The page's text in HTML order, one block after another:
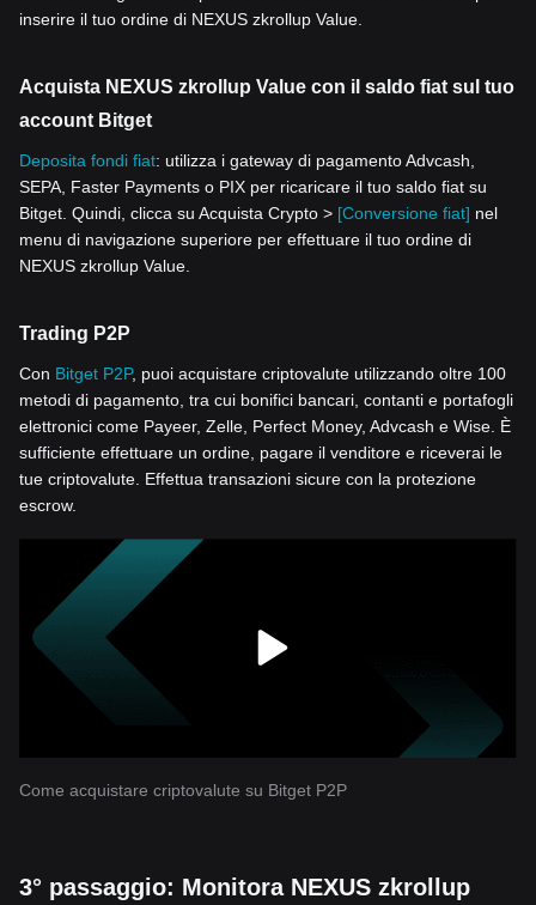
inserire il tuo ordine di NEXUS zkrollup Value.
Acquista NEXUS zkrollup Value con il saldo fiat sul tuo
account Bitget
Deposita fondi fiat: utilizza i gateway di pagamento Advcash,
SEPA, Faster Payments o PIX per ricaricare il tuo saldo fiat su
Bitget. Quindi, clicca su Acquista Crypto > [Conversione fiat] nel
menu di navigazione superiore per effettuare il tuo ordine di
NEXUS zkrollup Value.
Trading P2P
Con Bitget P2P, puoi acquistare criptovalute utilizzando oltre 100
metodi di pagamento, tra cui bonifici bancari, contanti e portafogli
elettronici come Payeer, Zelle, Perfect Money, Advcash e Wise. È
sufficiente effettuare un ordine, pagare il venditore e riceverai le
tue criptovalute. Effettua transazioni sicure con la protezione
escrow.
Come acquistare criptovalute su Bitget P2P
3° passaggio: Monitora NEXUS zkrollup